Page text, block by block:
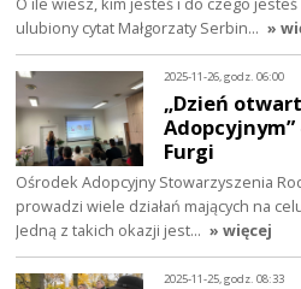
ulubiony cytat Małgorzaty Serbin… »
2025-11-26, godz. 06:00
„Dzień
Furgi
Ośrodek Adopcyjny Stowarzyszenia
prowadzi wiele działań mających na
Jedną z takich okazji jest… » więcej
2025-11-25, godz. 08:33